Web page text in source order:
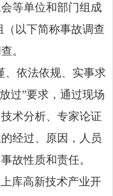
等单位和部门组成
（以下简称事故调查
。
、依法依规、实事求
过”要求，通过现场
术分析、专家论证
经过、原因，人员
故性质和责任。
库高新技术产业开